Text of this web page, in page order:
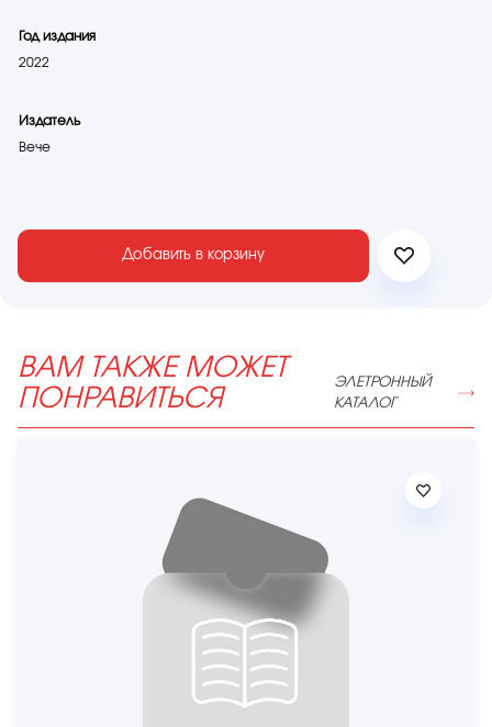
Год издания
2022
Издатель
Вече
Добавить в корзину
ВАМ ТАКЖЕ МОЖЕТ
ПОНРАВИТЬСЯ
ЭЛЕТРОННЫЙ
КАТАЛОГ